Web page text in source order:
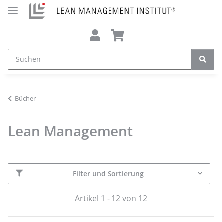
Bücher
Lean Management
Filter und Sortierung
Artikel 1 - 12 von 12